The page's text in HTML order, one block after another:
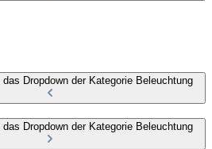
Dropdown der Kategorie Beleuchtung
Dropdown der Kategorie Beleuchtung